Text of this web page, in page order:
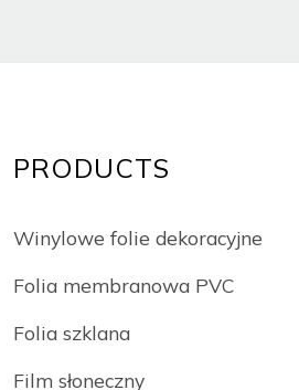
PRODUCTS
Winylowe folie dekoracyjne
Folia membranowa PVC
Folia szklana
Film słoneczny